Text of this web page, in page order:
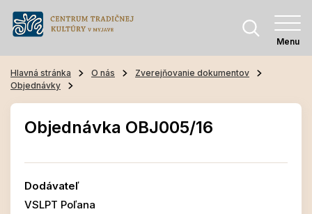
Menu
Hlavná stránka O nás
Zverejňovanie dokumentov
Objednávky
Objednávka OBJ005/16
Dodávateľ
VSLPT Poľana